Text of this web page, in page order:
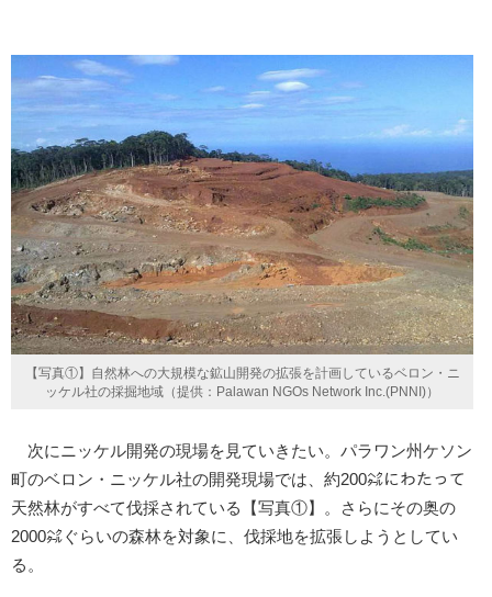
【写真①】自然林への大規模な鉱山開発の拡張を計画しているベロン・ニ
ッケル社の採掘地域（提供：Palawan NGOs Network Inc.(PNNI)）
次にニッケル開発の現場を見ていきたい。パラワン州ケソン
町のベロン・ニッケル社の開発現場では、約200㌶にわたって
天然林がすべて伐採されている【写真①】。さらにその奥の
2000㌶ぐらいの森林を対象に、伐採地を拡張しようとしてい
る。